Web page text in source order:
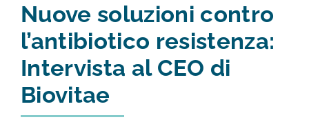
PRODOTTI
APPLICAZIONI
TEST E STUDI
Nuove soluzioni contro
l’antibiotico resistenza:
Intervista al CEO di
Biovitae